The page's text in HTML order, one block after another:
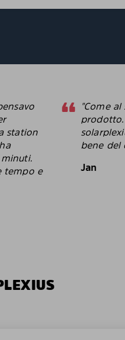
station
tempo e
"Come
bene del
Jan